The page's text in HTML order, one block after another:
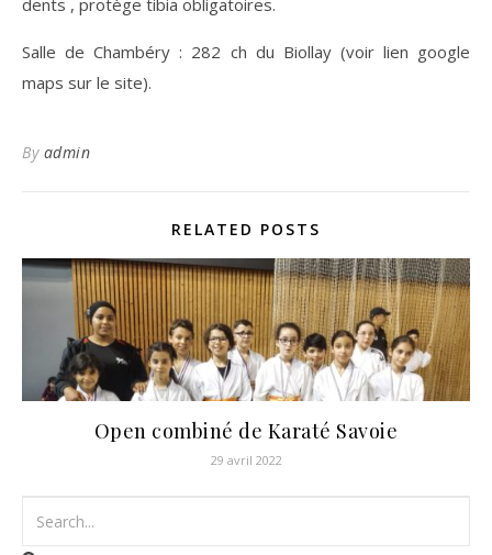
dents , protège tibia obligatoires.
Salle de Chambéry : 282 ch du Biollay (voir lien google
maps sur le site).
By admin
RELATED POSTS
Open combiné de Karaté Savoie
29 avril 2022